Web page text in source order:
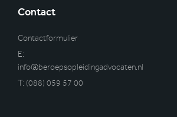
Contact
Contactformulier
E:
info@beroepsopleidingadvocaten.nl
T: (088) 059 57 00